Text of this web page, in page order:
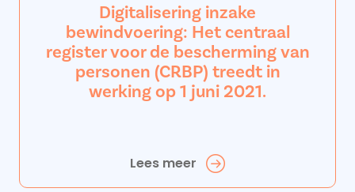
Digitalisering inzake
bewindvoering: Het centraal
register voor de bescherming van
personen (CRBP) treedt in
werking op 1 juni 2021.
Lees meer